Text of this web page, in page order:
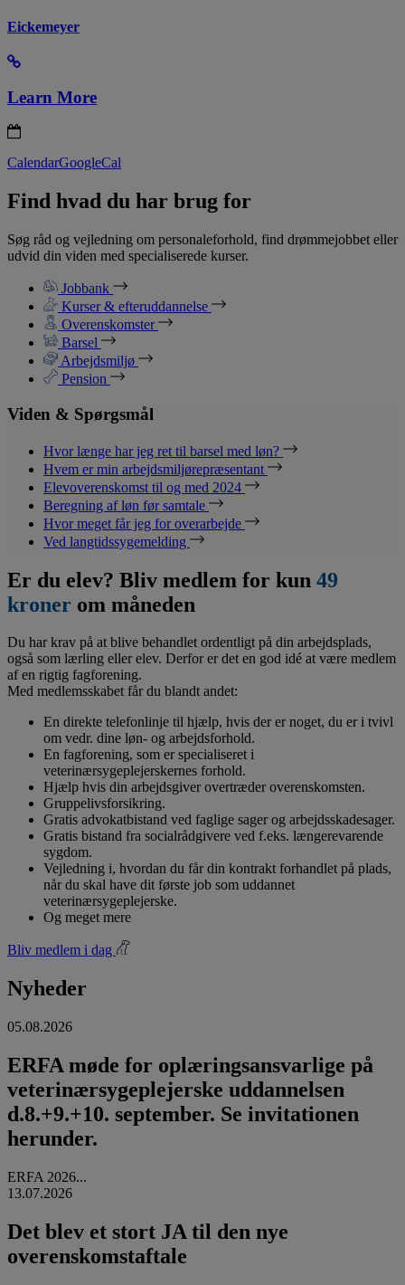
Eickemeyer
Learn More
CalendarGoogleCal
Find hvad du har brug for
Søg råd og vejledning om personaleforhold, find drømmejobbet eller
udvid din viden med specialiserede kurser.
Jobbank
Kurser & efteruddannelse
Overenskomster
Barsel
Arbejdsmiljø
Pension
Viden & Spørgsmål
Hvor længe har jeg ret til barsel med løn?
Hvem er min arbejdsmiljørepræsentant
Elevoverenskomst til og med 2024
Beregning af løn før samtale
Hvor meget får jeg for overarbejde
Ved langtidssygemelding
Er du elev? Bliv medlem for kun 49
kroner om måneden
Du har krav på at blive behandlet ordentligt på din arbejdsplads,
også som lærling eller elev. Derfor er det en god idé at være medlem
af en rigtig fagforening.
Med medlemsskabet får du blandt andet:
En direkte telefonlinje til hjælp, hvis der er noget, du er i tvivl
om vedr. dine løn- og arbejdsforhold.
En fagforening, som er specialiseret i
veterinærsygeplejerskernes forhold.
Hjælp hvis din arbejdsgiver overtræder overenskomsten.
Gruppelivsforsikring.
Gratis advokatbistand ved faglige sager og arbejdsskadesager.
Gratis bistand fra socialrådgivere ved f.eks. længerevarende
sygdom.
Vejledning i, hvordan du får din kontrakt forhandlet på plads,
når du skal have dit første job som uddannet
veterinærsygeplejerske.
Og meget mere
Bliv medlem i dag
Nyheder
05.08.2026
ERFA møde for oplæringsansvarlige på
veterinærsygeplejerske uddannelsen
d.8.+9.+10. september. Se invitationen
herunder.
ERFA 2026...
13.07.2026
Det blev et stort JA til den nye
overenskomstaftale